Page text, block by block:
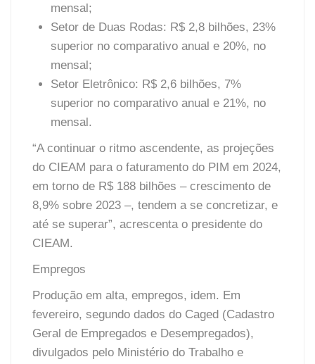
mensal;
Setor de Duas Rodas: R$ 2,8 bilhões, 23%
superior no comparativo anual e 20%, no
mensal;
Setor Eletrônico: R$ 2,6 bilhões, 7%
superior no comparativo anual e 21%, no
mensal.
“A continuar o ritmo ascendente, as projeções
do CIEAM para o faturamento do PIM em 2024,
em torno de R$ 188 bilhões – crescimento de
8,9% sobre 2023 –, tendem a se concretizar, e
até se superar”, acrescenta o presidente do
CIEAM.
Empregos
Produção em alta, empregos, idem. Em
fevereiro, segundo dados do Caged (Cadastro
Geral de Empregados e Desempregados),
divulgados pelo Ministério do Trabalho e